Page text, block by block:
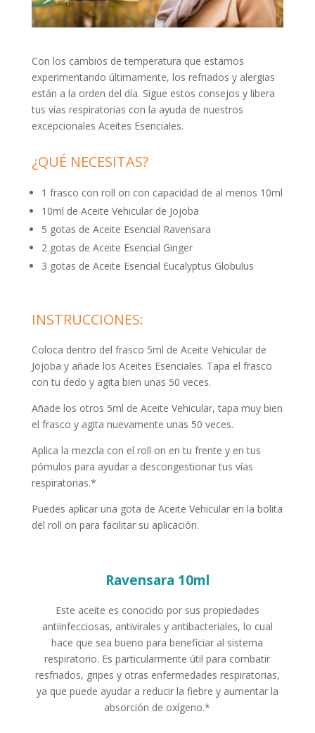
Con los cambios de temperatura que estamos
experimentando últimamente, los refriados y alergias
están a la orden del día. Sigue estos consejos y libera
tus vías respiratorias con la ayuda de nuestros
excepcionales Aceites Esenciales.
¿QUÉ NECESITAS?
1 frasco con roll on con capacidad de al menos 10ml
10ml de Aceite Vehicular de Jojoba
5 gotas de Aceite Esencial Ravensara
2 gotas de Aceite Esencial Ginger
3 gotas de Aceite Esencial Eucalyptus Globulus
INSTRUCCIONES:
Coloca dentro del frasco 5ml de Aceite Vehicular de
Jojoba y añade los Aceites Esenciales. Tapa el frasco
con tu dedo y agita bien unas 50 veces.
Añade los otros 5ml de Aceite Vehicular, tapa muy bien
el frasco y agita nuevamente unas 50 veces.
Aplica la mezcla con el roll on en tu frente y en tus
pómulos para ayudar a descongestionar tus vías
respiratorias.*
Puedes aplicar una gota de Aceite Vehicular en la bolita
del roll on para facilitar su aplicación.
Ravensara 10ml
Este aceite es conocido por sus propiedades
antiinfecciosas, antivirales y antibacteriales, lo cual
hace que sea bueno para beneficiar al sistema
respiratorio. Es particularmente útil para combatir
resfriados, gripes y otras enfermedades respiratorias,
ya que puede ayudar a reducir la fiebre y aumentar la
absorción de oxígeno.*